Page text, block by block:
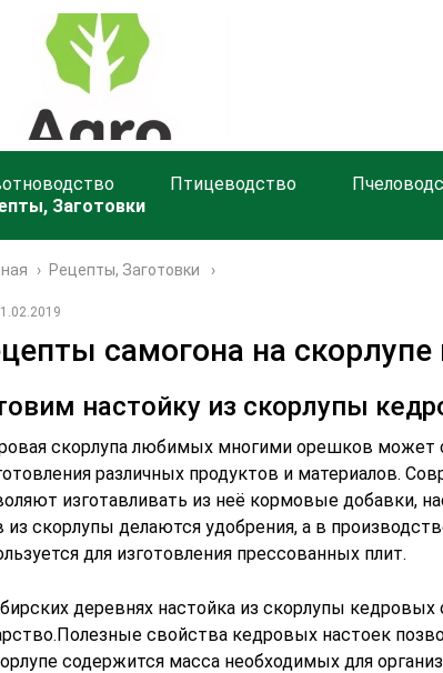
Птицеводство
Заготовки
› Рецепты, Заготовки
самогона на
настойку из скорлупы
скорлупа любимых многими орешков может
различных продуктов и материалов.
изготавливать из неё кормовые добавки,
из скорлупы делаются удобрения, а в
для изготовления прессованных плит.
деревнях настойка из скорлупы кедровых
свойства кедровых настоек
содержится масса необходимых для